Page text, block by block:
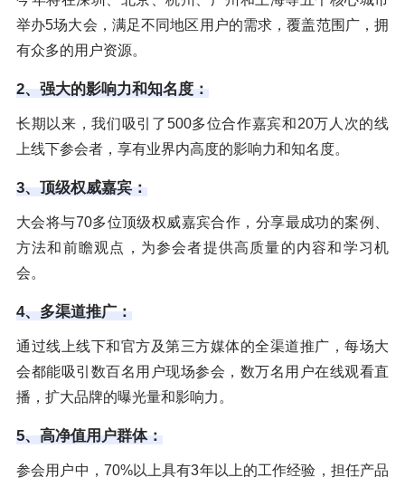
举办5场大会，满足不同地区用户的需求，覆盖范围广，拥
有众多的用户资源。
2、强大的影响力和知名度：
长期以来，我们吸引了500多位合作嘉宾和20万人次的线
上线下参会者，享有业界内高度的影响力和知名度。
3、顶级权威嘉宾：
大会将与70多位顶级权威嘉宾合作，分享最成功的案例、
方法和前瞻观点，为参会者提供高质量的内容和学习机
会。
4、多渠道推广：
通过线上线下和官方及第三方媒体的全渠道推广，每场大
会都能吸引数百名用户现场参会，数万名用户在线观看直
播，扩大品牌的曝光量和影响力。
5、高净值用户群体：
参会用户中，70%以上具有3年以上的工作经验，担任产品